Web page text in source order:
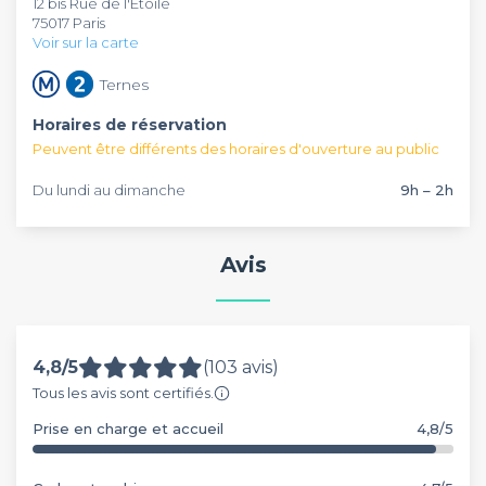
également organisés de temps en temps.
qu’une soirée d’entreprise. Ce bar dispose d’une cave
privatisable si vous souhaitez plus d’intimité. Pour toute
réservation, vous aurez accès à du matériel de sonorisation
pour diffuser votre musique.
75017 Paris
Voir sur la carte
Ternes
Horaires de réservation
Peuvent être différents des horaires d'ouverture au public
Du lundi au dimanche 9h – 2h
Avis
4,8/5 (103 avis)
Tous les avis sont certifiés.
Prise en charge et accueil 4,8/5